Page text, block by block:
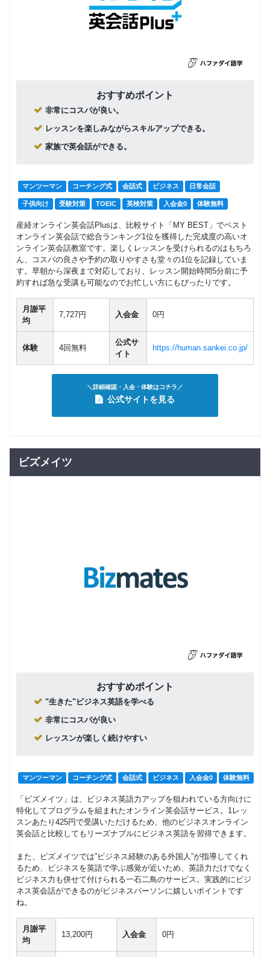
おすすめポイント
非常にコスパが良い。
レッスンを楽しみながらスキルアップできる。
家族で英会話ができる。
マンツーマン コーチング式 会話式 ビジネス 日常会話
子供向け 受験対策 TOEIC 英検対策 入会金0 体験無料
産経オンライン英会話Plusは、比較サイト「MY BEST」でベスト
オンライン英会話で総合ランキング1位を獲得した完成度の高いオ
ンライン英会話教室です。楽しくレッスンを受けられるのはもちろ
ん、コスパの良さや予約の取りやすさも堂々の1位を記録していま
す。早朝から深夜まで対応しており、レッスン開始時間5分前に予
約すれば急な受講も可能なのでお忙しい方にもぴったりです。
月謝平
均
7,727円 入会金 0円
体験 4回無料
公式サ
イト
https://human.sankei.co.jp/
＼詳細確認・入会・体験はコチラ／
公式サイトを見る
ビズメイツ
おすすめポイント
"生きた"ビジネス英語を学べる
非常にコスパが良い
レッスンが楽しく続けやすい
マンツーマン コーチング式 会話式 ビジネス 入会金0 体験無料
「ビズメイツ」は、ビジネス英語力アップを狙われている方向けに
特化してプログラムを組まれたオンライン英会話サービス。1レッ
スンあたり425円で受講いただけるため、他のビジネスオンライン
英会話と比較してもリーズナブルにビジネス英語を習得できます。
また、ビズメイツでは”ビジネス経験のある外国人”が指導してくれ
るため、ビジネスを英語で学ぶ感覚が近いため、英語力だけでなく
ビジネス力も併せて付けられる一石二鳥のサービス。実践的にビジ
ネス英会話ができるのがビジネスパーソンに嬉しいポイントです
ね。
月謝平
均
13,200円 入会金 0円